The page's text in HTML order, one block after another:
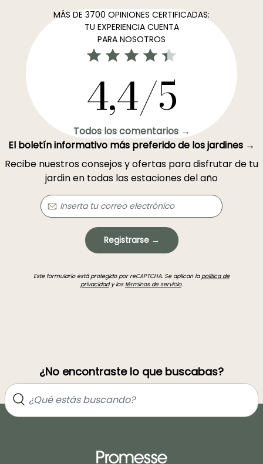
MÁS DE 3700 OPINIONES CERTIFICADAS:
TU EXPERIENCIA CUENTA
PARA NOSOTROS
4,4/5
Todos los comentarios →
El boletín informativo más preferido de los jardines →
Recibe nuestros consejos y ofertas para disfrutar de tu
jardin en todas las estaciones del año
Registrarse →
Este formulario está protegido por reCAPTCHA. Se aplican la política de
privacidady los términos de servicio.
¿No encontraste lo que buscabas?